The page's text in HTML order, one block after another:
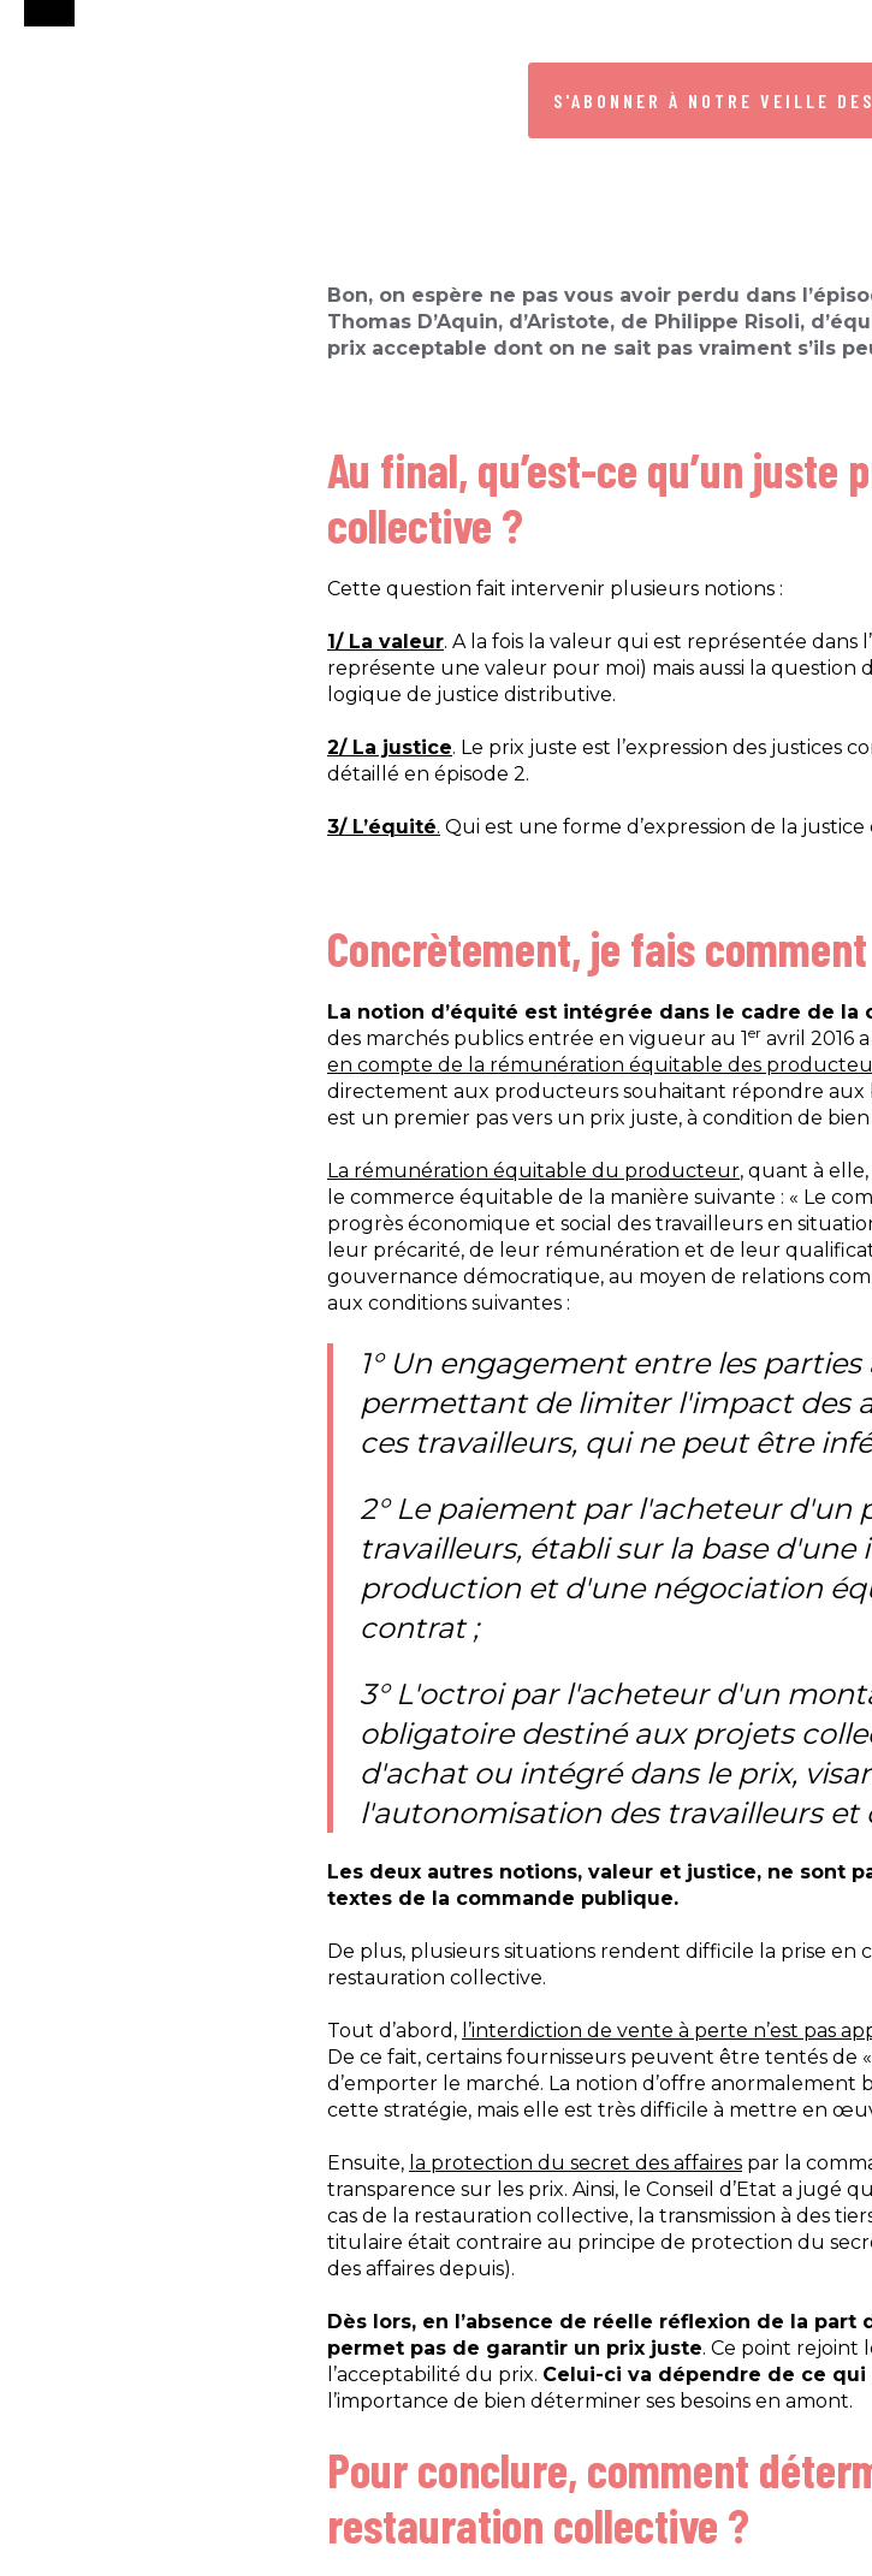
S'ABONNER À NOTRE VEILLE
Bon, on espère ne pas vous avoir perdu dans
Thomas D’Aquin, d’Aristote, de Philippe Risoli,
prix acceptable dont on ne sait pas vraiment s’ils
Au final, qu’est-ce qu’un
collective ?
Cette question fait intervenir plusieurs notions :
1/ La valeur. A la fois la valeur qui est représentée dans
représente une valeur pour moi) mais aussi la question
logique de justice distributive.
2/ La justice. Le prix juste est l’expression des justices
détaillé en épisode 2.
3/ L’équité. Qui est une forme d’expression de la
Concrètement, je fais
La notion d’équité est intégrée dans le cadre de la
des marchés publics entrée en vigueur au 1er avril 2016
en compte de la rémunération équitable des
directement aux producteurs souhaitant répondre aux
est un premier pas vers un prix juste, à condition de bien
La rémunération équitable du producteur, quant à
le commerce équitable de la manière suivante : « Le
progrès économique et social des travailleurs en
leur précarité, de leur rémunération et de leur
gouvernance démocratique, au moyen de relations
aux conditions suivantes :
1° Un engagement entre les
permettant de limiter l'impact des
ces travailleurs, qui ne peut être
2° Le paiement par l'acheteur d'un
travailleurs, établi sur la base
production et d'une négociation
contrat ;
3° L'octroi par l'acheteur d'un
obligatoire destiné aux projets
d'achat ou intégré dans le prix,
l'autonomisation des travailleurs et
Les deux autres notions, valeur et justice, ne sont
textes de la commande publique.
De plus, plusieurs situations rendent difficile la prise en
restauration collective.
Tout d’abord, l’interdiction de vente à perte n’est pas
De ce fait, certains fournisseurs peuvent être tentés de
d’emporter le marché. La notion d’offre
cette stratégie, mais elle est très difficile à mettre en
Ensuite, la protection du secret des affaires par la
transparence sur les prix. Ainsi, le Conseil d’Etat a jugé
cas de la restauration collective, la transmission à des
titulaire était contraire au principe de protection du
des affaires depuis).
Dès lors, en l’absence de réelle réflexion de la
permet pas de garantir un prix juste. Ce point rejoint
l’acceptabilité du prix. Celui-ci va dépendre de ce
l’importance de bien déterminer ses besoins en amont.
Pour conclure, comment
restauration collective ?